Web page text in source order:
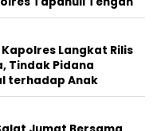
Langkat Rilis
Tindak Pidana
terhadap Anak